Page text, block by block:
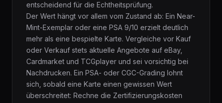
entscheidend für die Echtheitsprüfung.
Der Wert hängt vor allem vom Zustand ab: Ein Near-
Mint-Exemplar oder eine PSA 9/10 erzielt deutlich
mehr als eine bespielte Karte. Vergleiche vor Kauf
oder Verkauf stets aktuelle Angebote auf eBay,
Cardmarket und TCGplayer und sei vorsichtig bei
Nachdrucken. Ein PSA- oder CGC-Grading lohnt
sich, sobald eine Karte einen gewissen Wert
überschreitet: Rechne die Zertifizierungskosten